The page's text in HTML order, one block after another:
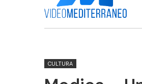
CULTURA